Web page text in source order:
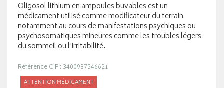
Oligosol lithium en ampoules buvables est un
médicament utilisé comme modificateur du terrain
notamment au cours de manifestations psychiques ou
psychosomatiques mineures comme les troubles légers
du sommeil ou l'irritabilité.
Référence CIP : 3400937546621
ATTENTION MÉDICAMENT